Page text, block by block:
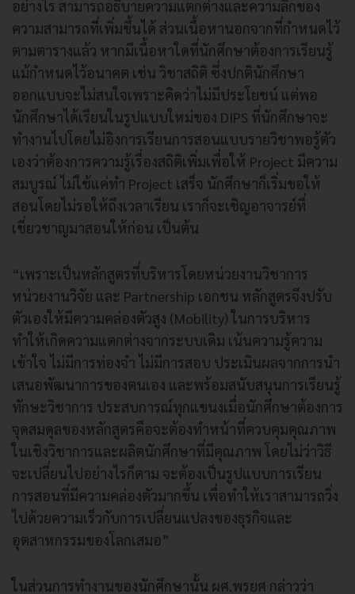
อย่างไร สามารถอธิบายความแตกต่างและความลึกของ
ความสามารถที่เพิ่มขึ้นได้ ส่วนเนื้อหานอกจากที่กำหนดไว้
ตามตารางแล้ว หากมีเนื้อหาใดที่นักศึกษาต้องการเรียนรู้
แม้กำหนดไว้อนาคต เช่น วิชาสถิติ ซึ่งปกตินักศึกษา
ออกแบบจะไม่สนใจเพราะคิดว่าไม่มีประโยชน์ แต่พอ
นักศึกษาได้เรียนในรูปแบบใหม่ของ DIPS ที่นักศึกษาจะ
ทำงานไปโดยไม่อิงการเรียนการสอนแบบรายวิชาพอรู้ตัว
เองว่าต้องการความรู้เรื่องสถิติเพิ่มเพื่อให้ Project มีความ
สมบูรณ์ ไม่ใช้แค่ทำ Project เสร็จ นักศึกษาก็เริ่มขอให้
สอนโดยไม่รอให้ถึงเวลาเรียน เราก็จะเชิญอาจารย์ที่
เชี่ยวชาญมาสอนให้ก่อน เป็นต้น
“เพราะเป็นหลักสูตรที่บริหารโดยหน่วยงานวิชาการ
หน่วยงานวิจัย และ Partnership เอกชน หลักสูตรจึงปรับ
ตัวเองให้มีความคล่องตัวสูง (Mobility) ในการบริหาร
ทำให้เกิดความแตกต่างจากระบบเดิม เน้นความรู้ความ
เข้าใจ ไม่มีการท่องจำ ไม่มีการสอบ ประเมินผลจากการนำ
เสนอพัฒนาการของตนเอง และพร้อมสนับสนุนการเรียนรู้
ทักษะวิชาการ ประสบการณ์ทุกแขนงเมื่อนักศึกษาต้องการ
จุดสมดุลของหลักสูตรคือจะต้องทำหน้าที่ควบคุมคุณภาพ
ในเชิงวิชาการและผลิตนักศึกษาที่มีคุณภาพ โดยไม่ว่าวิธี
จะเปลี่ยนไปอย่างไรก็ตาม จะต้องเป็นรูปแบบการเรียน
การสอนที่มีความคล่องตัวมากขึ้น เพื่อทำให้เราสามารถวิ่ง
ไปด้วยความเร็วกับการเปลี่ยนแปลงของธุรกิจและ
อุตสาหกรรมของโลกเสมอ”
ในส่วนการทำงานของนักศึกษานั้น ผศ.พรยศ กล่าวว่า